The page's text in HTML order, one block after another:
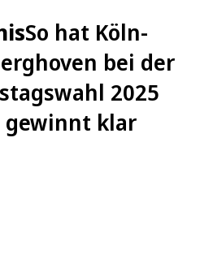
So hat Köln-
bei der
2025
gewinnt klar